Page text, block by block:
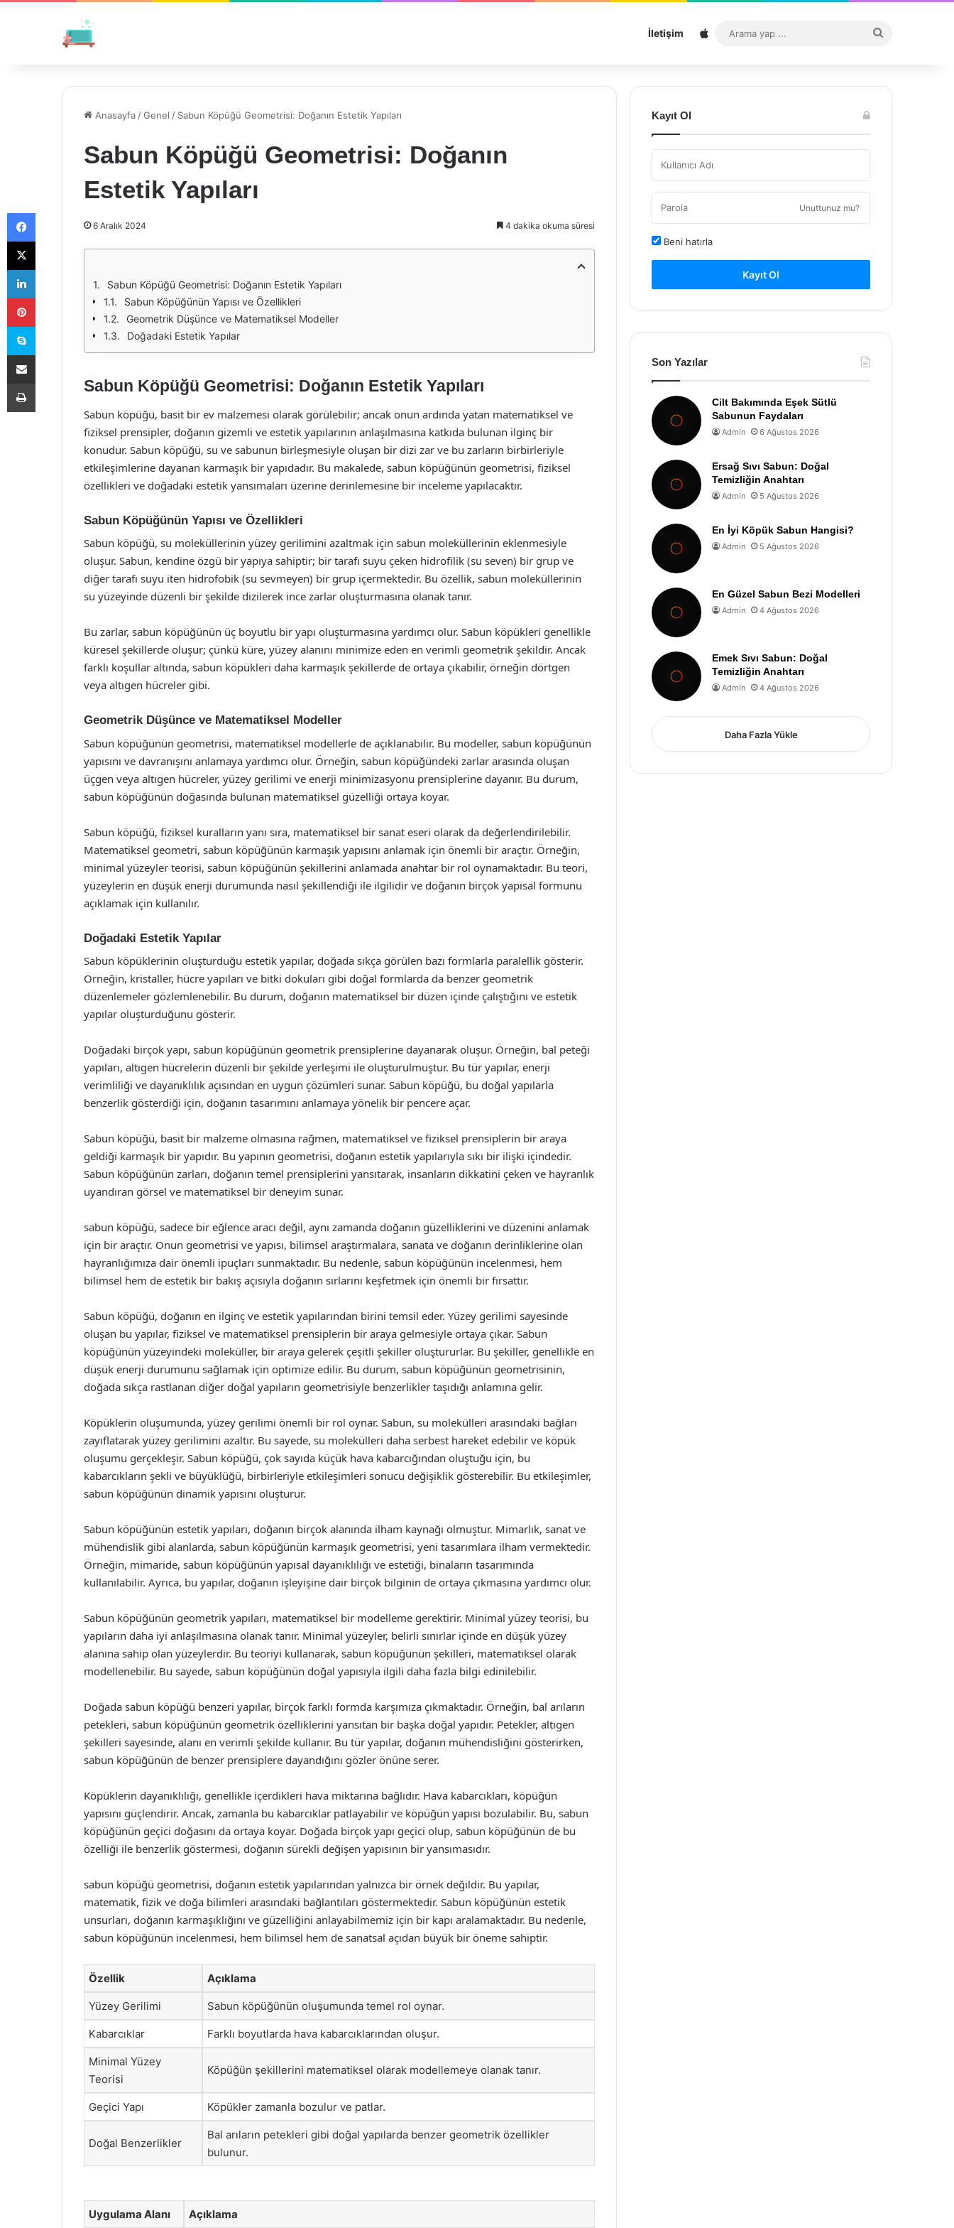
İletişim Sitemap
...
Anasayfa /Genel / Sabun Köpüğü Geometrisi: Doğanın Estetik Yapıları
Sabun Köpüğü Geometrisi: Doğanın
Estetik Yapıları
6 Aralık 2024 4 dakika okuma süresi
Sabun Köpüğü Geometrisi: Doğanın Estetik Yapıları
Sabun Köpüğünün Yapısı ve Özellikleri
Geometrik Düşünce ve Matematiksel Modeller
Doğadaki Estetik Yapılar
Sabun Köpüğü Geometrisi: Doğanın Estetik Yapıları
Sabun köpüğü, basit bir ev malzemesi olarak görülebilir; ancak onun ardında yatan matematiksel ve
fiziksel prensipler, doğanın gizemli ve estetik yapılarının anlaşılmasına katkıda bulunan ilginç bir
konudur. Sabun köpüğü, su ve sabunun birleşmesiyle oluşan bir dizi zar ve bu zarların birbirleriyle
etkileşimlerine dayanan karmaşık bir yapıdadır. Bu makalede, sabun köpüğünün geometrisi, fiziksel
özellikleri ve doğadaki estetik yansımaları üzerine derinlemesine bir inceleme yapılacaktır.
Sabun Köpüğünün Yapısı ve Özellikleri
Sabun köpüğü, su moleküllerinin yüzey gerilimini azaltmak için sabun moleküllerinin eklenmesiyle
oluşur. Sabun, kendine özgü bir yapıya sahiptir; bir tarafı suyu çeken hidrofilik (su seven) bir grup ve
diğer tarafı suyu iten hidrofobik (su sevmeyen) bir grup içermektedir. Bu özellik, sabun moleküllerinin
su yüzeyinde düzenli bir şekilde dizilerek ince zarlar oluşturmasına olanak tanır.
Bu zarlar, sabun köpüğünün üç boyutlu bir yapı oluşturmasına yardımcı olur. Sabun köpükleri genellikle
küresel şekillerde oluşur; çünkü küre, yüzey alanını minimize eden en verimli geometrik şekildir. Ancak
farklı koşullar altında, sabun köpükleri daha karmaşık şekillerde de ortaya çıkabilir, örneğin dörtgen
veya altıgen hücreler gibi.
Geometrik Düşünce ve Matematiksel Modeller
Sabun köpüğünün geometrisi, matematiksel modellerle de açıklanabilir. Bu modeller, sabun köpüğünün
yapısını ve davranışını anlamaya yardımcı olur. Örneğin, sabun köpüğündeki zarlar arasında oluşan
üçgen veya altıgen hücreler, yüzey gerilimi ve enerji minimizasyonu prensiplerine dayanır. Bu durum,
sabun köpüğünün doğasında bulunan matematiksel güzelliği ortaya koyar.
Sabun köpüğü, fiziksel kuralların yanı sıra, matematiksel bir sanat eseri olarak da değerlendirilebilir.
Matematiksel geometri, sabun köpüğünün karmaşık yapısını anlamak için önemli bir araçtır. Örneğin,
minimal yüzeyler teorisi, sabun köpüğünün şekillerini anlamada anahtar bir rol oynamaktadır. Bu teori,
yüzeylerin en düşük enerji durumunda nasıl şekillendiği ile ilgilidir ve doğanın birçok yapısal formunu
açıklamak için kullanılır.
Doğadaki Estetik Yapılar
Sabun köpüklerinin oluşturduğu estetik yapılar, doğada sıkça görülen bazı formlarla paralellik gösterir.
Örneğin, kristaller, hücre yapıları ve bitki dokuları gibi doğal formlarda da benzer geometrik
düzenlemeler gözlemlenebilir. Bu durum, doğanın matematiksel bir düzen içinde çalıştığını ve estetik
yapılar oluşturduğunu gösterir.
Doğadaki birçok yapı, sabun köpüğünün geometrik prensiplerine dayanarak oluşur. Örneğin, bal peteği
yapıları, altıgen hücrelerin düzenli bir şekilde yerleşimi ile oluşturulmuştur. Bu tür yapılar, enerji
verimliliği ve dayanıklılık açısından en uygun çözümleri sunar. Sabun köpüğü, bu doğal yapılarla
benzerlik gösterdiği için, doğanın tasarımını anlamaya yönelik bir pencere açar.
Sabun köpüğü, basit bir malzeme olmasına rağmen, matematiksel ve fiziksel prensiplerin bir araya
geldiği karmaşık bir yapıdır. Bu yapının geometrisi, doğanın estetik yapılarıyla sıkı bir ilişki içindedir.
Sabun köpüğünün zarları, doğanın temel prensiplerini yansıtarak, insanların dikkatini çeken ve hayranlık
uyandıran görsel ve matematiksel bir deneyim sunar.
sabun köpüğü, sadece bir eğlence aracı değil, aynı zamanda doğanın güzelliklerini ve düzenini anlamak
için bir araçtır. Onun geometrisi ve yapısı, bilimsel araştırmalara, sanata ve doğanın derinliklerine olan
hayranlığımıza dair önemli ipuçları sunmaktadır. Bu nedenle, sabun köpüğünün incelenmesi, hem
bilimsel hem de estetik bir bakış açısıyla doğanın sırlarını keşfetmek için önemli bir fırsattır.
Sabun köpüğü, doğanın en ilginç ve estetik yapılarından birini temsil eder. Yüzey gerilimi sayesinde
oluşan bu yapılar, fiziksel ve matematiksel prensiplerin bir araya gelmesiyle ortaya çıkar. Sabun
köpüğünün yüzeyindeki moleküller, bir araya gelerek çeşitli şekiller oluştururlar. Bu şekiller, genellikle en
düşük enerji durumunu sağlamak için optimize edilir. Bu durum, sabun köpüğünün geometrisinin,
doğada sıkça rastlanan diğer doğal yapıların geometrisiyle benzerlikler taşıdığı anlamına gelir.
Köpüklerin oluşumunda, yüzey gerilimi önemli bir rol oynar. Sabun, su molekülleri arasındaki bağları
zayıflatarak yüzey gerilimini azaltır. Bu sayede, su molekülleri daha serbest hareket edebilir ve köpük
oluşumu gerçekleşir. Sabun köpüğü, çok sayıda küçük hava kabarcığından oluştuğu için, bu
kabarcıkların şekli ve büyüklüğü, birbirleriyle etkileşimleri sonucu değişiklik gösterebilir. Bu etkileşimler,
sabun köpüğünün dinamik yapısını oluşturur.
Sabun köpüğünün estetik yapıları, doğanın birçok alanında ilham kaynağı olmuştur. Mimarlık, sanat ve
mühendislik gibi alanlarda, sabun köpüğünün karmaşık geometrisi, yeni tasarımlara ilham vermektedir.
Örneğin, mimaride, sabun köpüğünün yapısal dayanıklılığı ve estetiği, binaların tasarımında
kullanılabilir. Ayrıca, bu yapılar, doğanın işleyişine dair birçok bilginin de ortaya çıkmasına yardımcı olur.
Sabun köpüğünün geometrik yapıları, matematiksel bir modelleme gerektirir. Minimal yüzey teorisi, bu
yapıların daha iyi anlaşılmasına olanak tanır. Minimal yüzeyler, belirli sınırlar içinde en düşük yüzey
alanına sahip olan yüzeylerdir. Bu teoriyi kullanarak, sabun köpüğünün şekilleri, matematiksel olarak
modellenebilir. Bu sayede, sabun köpüğünün doğal yapısıyla ilgili daha fazla bilgi edinilebilir.
Doğada sabun köpüğü benzeri yapılar, birçok farklı formda karşımıza çıkmaktadır. Örneğin, bal arıların
petekleri, sabun köpüğünün geometrik özelliklerini yansıtan bir başka doğal yapıdır. Petekler, altıgen
şekilleri sayesinde, alanı en verimli şekilde kullanır. Bu tür yapılar, doğanın mühendisliğini gösterirken,
sabun köpüğünün de benzer prensiplere dayandığını gözler önüne serer.
Köpüklerin dayanıklılığı, genellikle içerdikleri hava miktarına bağlıdır. Hava kabarcıkları, köpüğün
yapısını güçlendirir. Ancak, zamanla bu kabarcıklar patlayabilir ve köpüğün yapısı bozulabilir. Bu, sabun
köpüğünün geçici doğasını da ortaya koyar. Doğada birçok yapı geçici olup, sabun köpüğünün de bu
özelliği ile benzerlik göstermesi, doğanın sürekli değişen yapısının bir yansımasıdır.
sabun köpüğü geometrisi, doğanın estetik yapılarından yalnızca bir örnek değildir. Bu yapılar,
matematik, fizik ve doğa bilimleri arasındaki bağlantıları göstermektedir. Sabun köpüğünün estetik
unsurları, doğanın karmaşıklığını ve güzelliğini anlayabilmemiz için bir kapı aralamaktadır. Bu nedenle,
sabun köpüğünün incelenmesi, hem bilimsel hem de sanatsal açıdan büyük bir öneme sahiptir.
Özellik Açıklama
Yüzey Gerilimi Sabun köpüğünün oluşumunda temel rol oynar.
Kabarcıklar Farklı boyutlarda hava kabarcıklarından oluşur.
Minimal Yüzey
Teorisi
Köpüğün şekillerini matematiksel olarak modellemeye olanak tanır.
Geçici Yapı Köpükler zamanla bozulur ve patlar.
Doğal Benzerlikler
Bal arıların petekleri gibi doğal yapılarda benzer geometrik özellikler
bulunur.
Uygulama Alanı Açıklama
Kayıt Ol
Unuttunuz mu?
Beni hatırla
Kayıt Ol
Son Yazılar
Cilt Bakımında Eşek Sütlü
Sabunun Faydaları
Admin 6 Ağustos 2026
Ersağ Sıvı Sabun: Doğal
Temizliğin Anahtarı
Admin 5 Ağustos 2026
En İyi Köpük Sabun Hangisi?
Admin 5 Ağustos 2026
En Güzel Sabun Bezi Modelleri
Admin 4 Ağustos 2026
Emek Sıvı Sabun: Doğal
Temizliğin Anahtarı
Admin 4 Ağustos 2026
Daha Fazla Yükle
Facebook
X
LinkedIn
Pinterest
Skype
E-Posta ile paylaş